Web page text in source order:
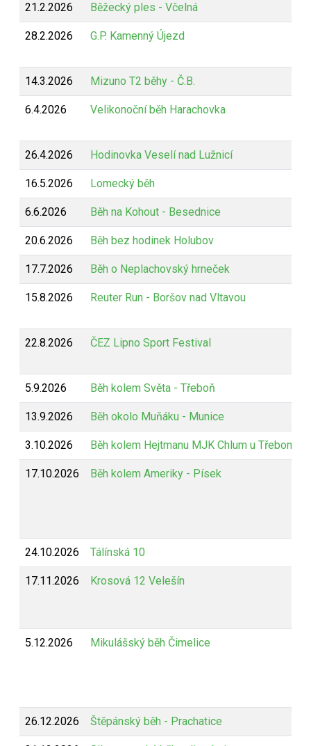
21.2.2026 Běžecký ples - Včelná
28.2.2026 G.P. Kamenný Újezd
14.3.2026 Mizuno T2 běhy - Č.B.
6.4.2026 Velikonoční běh Harachovka
26.4.2026 Hodinovka Veselí nad Lužnicí
16.5.2026 Lomecký běh
6.6.2026 Běh na Kohout - Besednice
20.6.2026 Běh bez hodinek Holubov
17.7.2026 Běh o Neplachovský hrneček
15.8.2026 Reuter Run - Boršov nad Vltavou
22.8.2026 ČEZ Lipno Sport Festival
5.9.2026 Běh kolem Světa - Třeboň
13.9.2026 Běh okolo Muňáku - Munice
3.10.2026 Běh kolem Hejtmanu MJK Chlum u Třeboně
17.10.2026 Běh kolem Ameriky - Písek
24.10.2026 Tálínská 10
17.11.2026 Krosová 12 Velešín
5.12.2026 Mikulášský běh Čimelice
26.12.2026 Štěpánský běh - Prachatice